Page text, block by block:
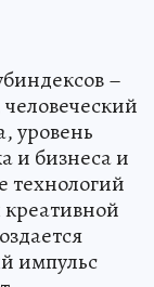
–
уровень
и бизнеса и
технологий
импульс